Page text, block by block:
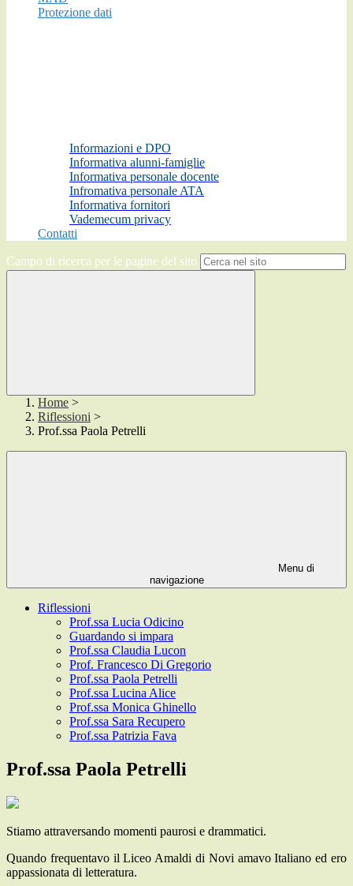
Protezione dati
Informazioni e DPO
Informativa alunni-famiglie
Informativa personale docente
Infromativa personale ATA
Informativa fornitori
Vademecum privacy
Contatti
Campo di ricerca per le pagine del sito
Home >
Riflessioni >
Prof.ssa Paola Petrelli
Menu di
navigazione
Riflessioni
Prof.ssa Lucia Odicino
Guardando si impara
Prof.ssa Claudia Lucon
Prof. Francesco Di Gregorio
Prof.ssa Paola Petrelli
Prof.ssa Lucina Alice
Prof.ssa Monica Ghinello
Prof.ssa Sara Recupero
Prof.ssa Patrizia Fava
Prof.ssa Paola Petrelli
Stiamo attraversando momenti paurosi e drammatici.
Quando frequentavo il Liceo Amaldi di Novi amavo Italiano ed ero
appassionata di letteratura.